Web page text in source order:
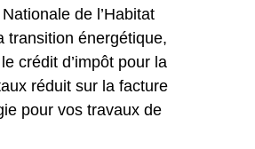
de l’Habitat
transition énergétique,
crédit d’impôt pour la
réduit sur la facture
pour vos travaux de